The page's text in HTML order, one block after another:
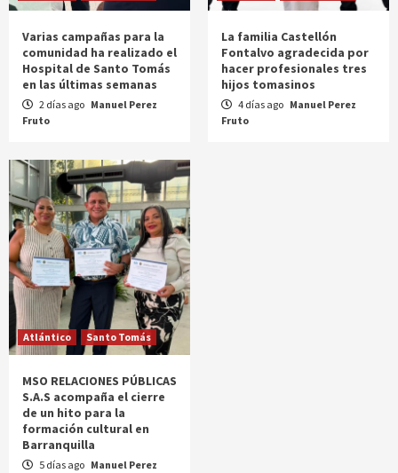
Varias campañas para la
comunidad ha realizado el
Hospital de Santo Tomás
en las últimas semanas
2 días ago Manuel Perez
Fruto
La familia Castellón
Fontalvo agradecida por
hacer profesionales tres
hijos tomasinos
4 días ago Manuel Perez
Fruto
Atlántico Santo Tomás
MSO RELACIONES PÚBLICAS
S.A.S acompaña el cierre
de un hito para la
formación cultural en
Barranquilla
5 días ago Manuel Perez